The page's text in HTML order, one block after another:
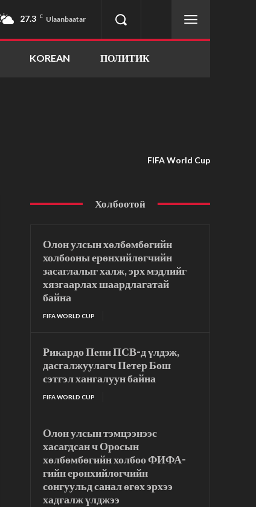
27.3 C Ulaanbaatar
KOREAN ПОЛИТИК
FIFA World Cup
Холбоотой
Олон улсын хөлбөмбөгийн
холбооны ерөнхийлөгчийн
засаглалыг халж, эрх мэдлийг
хязгаарлах шаардлагатай
байна
FIFA WORLD CUP
Рикардо Пепи ПСВ-д үлдэж,
дасгалжуулагч Петер Бош
сэтгэл хангалуун байна
FIFA WORLD CUP
Олон улсын тэмцээнээс
хасагдсан ч Оросын
хөлбөмбөгийн холбоо ФИФА-
гийн ерөнхийлөгчийн
сонгуульд санал өгөх эрхээ
хадгалж үлджээ